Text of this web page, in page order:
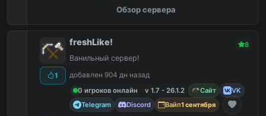
Обзор сервера
1
freshLike! 8
Ванильный сервер!
добавлен 904 дн назад
0 игроков онлайн
v 1.7 - 26.1.2 Сайт
VK
Telegram
Discord Вайп1 сентября